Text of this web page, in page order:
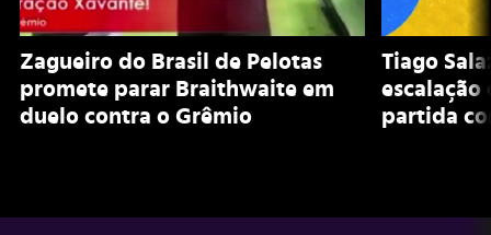
Zagueiro do Brasil de Pelotas
promete parar Braithwaite em
duelo contra o Grêmio
Tiago
escalação
partida